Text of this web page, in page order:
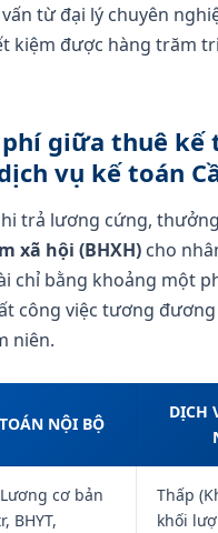
từ đại lý chuyên
kiệm được hàng trăm
phí giữa thuê kế
vụ kế toán
trả lương cứng,
xã hội (BHXH) cho
chỉ bằng khoảng một
công việc tương
niên.
NỘI BỘ
DỊCH
cơ bản
BHYT,
Thấp
khối